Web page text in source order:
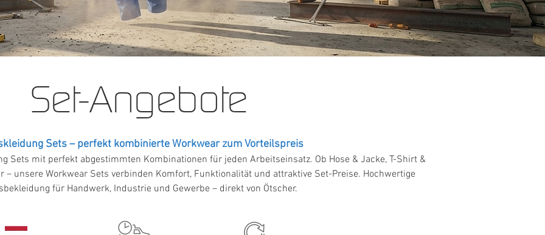
Set-Angebote
Sets – perfekt kombinierte Workwear zum Vorteilspreis
Sets mit perfekt abgestimmten Kombinationen für jeden Arbeitseinsatz. Ob Hose & Jacke, T-Shirt &
unsere Workwear Sets verbinden Komfort, Funktionalität und attraktive Set-Preise. Hochwertige
für Handwerk, Industrie und Gewerbe – direkt von Ötscher.